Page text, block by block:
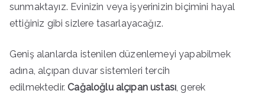
sunmaktayız. Evinizin veya işyerinizin biçimini hayal
ettiğiniz gibi sizlere tasarlayacağız.
Geniş alanlarda istenilen düzenlemeyi yapabilmek
adına, alçıpan duvar sistemleri tercih
edilmektedir. Cağaloğlu alçıpan ustası , gerek